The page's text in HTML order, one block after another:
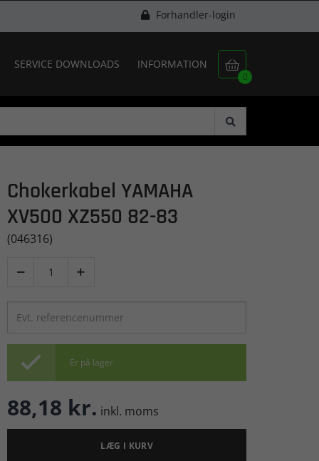
Forhandler-login

0
SERVICE DOWNLOADS INFORMATION
Chokerkabel YAMAHA
XV500 XZ550 82-83
(046316)
 
 Er på lager
88,18 kr. inkl. moms
LÆG I KURV